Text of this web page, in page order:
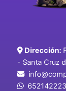
Dirección:
- Santa Cruz
652142223